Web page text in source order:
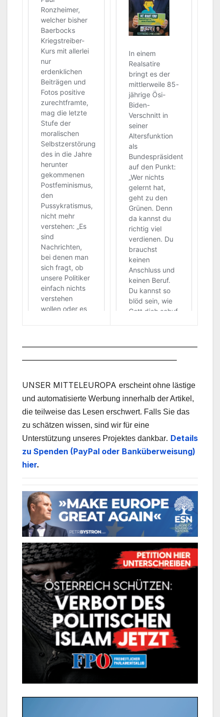
UNSER MITTELEUROPA erscheint ohne lästige
und automatisierte Werbung innerhalb der Artikel,
die teilweise das Lesen erschwert. Falls Sie das
zu schätzen wissen, sind wir für eine
Unterstützung unseres Projektes dankbar. Details
zu Spenden (PayPal oder Banküberweisung)
hier.